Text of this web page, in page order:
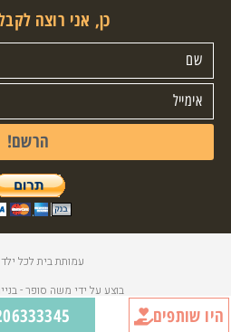
היו שותפים
כן, אני רוצה
הרשם!
עמותת בית לכל ילד
בוצע על ידי משה סופר-